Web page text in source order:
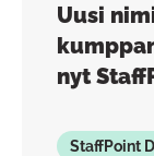
Uusi
nyt
StaffPoint